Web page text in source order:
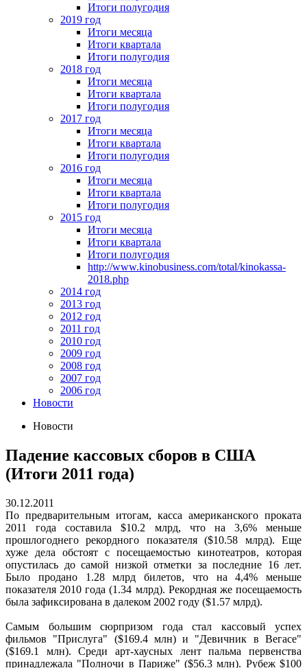
Итоги полугодия
2019 год
Итоги месяца
Итоги квартала
Итоги полугодия
2018 год
Итоги месяца
Итоги квартала
Итоги полугодия
2017 год
Итоги месяца
Итоги квартала
Итоги полугодия
2016 год
Итоги месяца
Итоги квартала
Итоги полугодия
2015 год
Итоги месяца
Итоги квартала
Итоги полугодия
http://www.kinobusiness.com/total/kinokassa-
2018.php
2014 год
2013 год
2012 год
2011 год
2010 год
2009 год
2008 год
2007 год
2006 год
Новости
Новости
Падение кассовых сборов в США
(Итоги 2011 года)
30.12.2011
По предварительным итогам, касса американского проката
2011 года составила $10.2 млрд, что на 3,6% меньше
прошлогоднего рекордного показателя ($10.58 млрд). Еще
хуже дела обстоят с посещаемостью кинотеатров, которая
опустилась до самой низкой отметки за последние 16 лет.
Было продано 1.28 млрд билетов, что на 4,4% меньше
показателя 2010 года (1.34 млрд). Рекордная же посещаемость
была зафиксирована в далеком 2002 году ($1.57 млрд).
Самым большим сюрпризом года стал кассовый успех
фильмов "Прислуга" ($169.4 млн) и "Девичник в Вегасе"
($169.1 млн). Среди арт-хаусных лент пальма первенства
принадлежала "Полночи в Париже" ($56.3 млн). Рубеж $100